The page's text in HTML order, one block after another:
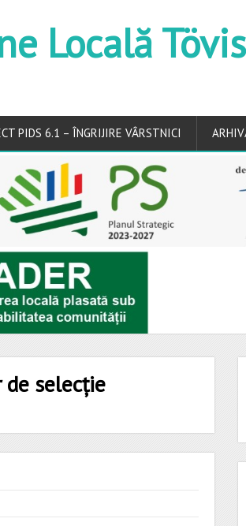
Locală
PIDS 6.1 – ÎNGRIJIRE VÂRSTNICI
selecție